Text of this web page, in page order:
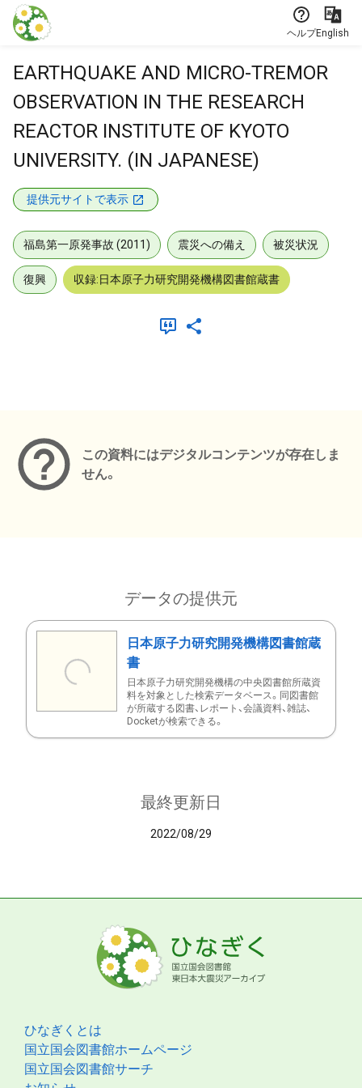
本文に飛ぶ
ヘルプEnglish
EARTHQUAKE AND MICRO-TREMOR
OBSERVATION IN THE RESEARCH
REACTOR INSTITUTE OF KYOTO
UNIVERSITY. (IN JAPANESE)
提供元サイトで表示
福島第一原発事故 (2011) 震災への備え 被災状況
復興 収録:日本原子力研究開発機構図書館蔵書
この資料にはデジタルコンテンツが存在しま
せん。
データの提供元
日本原子力研究開発機構図書館蔵
書
日本原子力研究開発機構の中央図書館所蔵資
料を対象とした検索データベース。同図書館
が所蔵する図書、レポート、会議資料、雑誌、
Docketが検索できる。
最終更新日
2022/08/29
ひなぎくとは
国立国会図書館ホームページ
国立国会図書館サーチ